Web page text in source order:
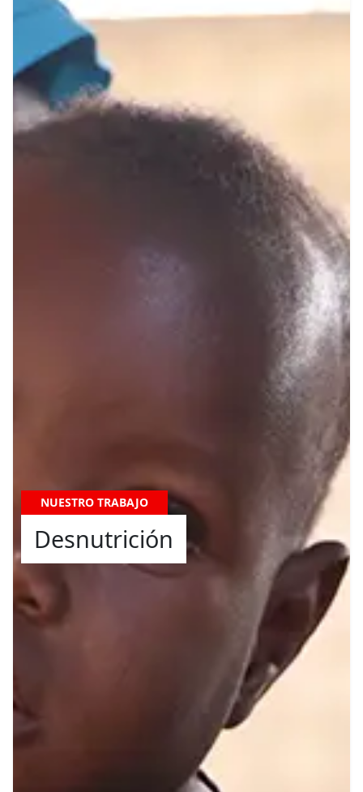
NUESTRO TRABAJO
Desnutrición